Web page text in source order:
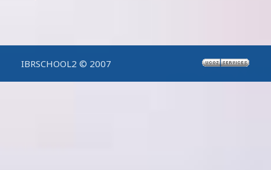
IBRSCHOOL2 © 2007